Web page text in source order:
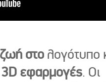
στο λογότυπο
3D εφαρμογές. Οι